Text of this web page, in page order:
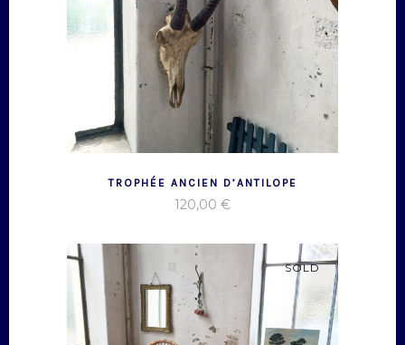
TROPHÉE ANCIEN D’ANTILOPE
120,00 €
SOLD